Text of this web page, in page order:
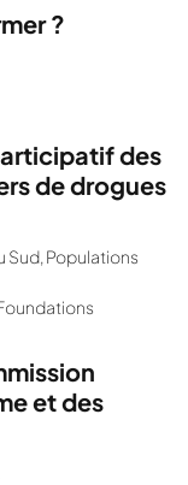
?
des
de drogues
Sud, Populations
et des